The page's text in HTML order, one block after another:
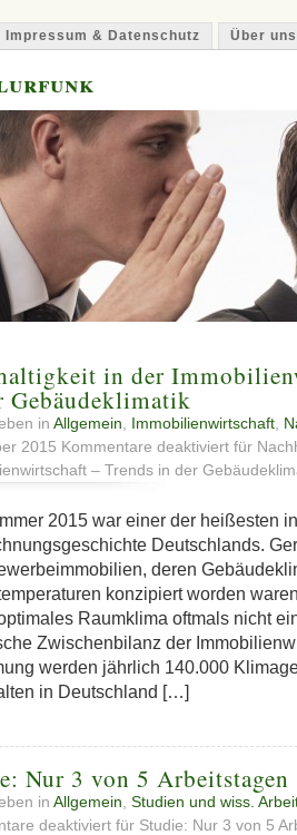
Impressum & Datenschutz Über uns
in der
Gebäudeklimatik
in Allgemein Immobilienwirtschaft
2015 Kommentare deaktiviert für
– Trends in der
2015 war einer der heißesten
Deutschlands.
deren
konzipiert worden
Raumklima oftmals nicht
Zwischenbilanz der
werden jährlich 140.000
in Deutschland […]
Nur 3 von 5
in Allgemein Studien und wiss.
deaktiviert für Studie: Nur 3 von 5